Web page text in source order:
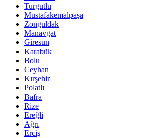
Turgutlu
Mustafakemalpaşa
Zonguldak
Manavgat
Giresun
Karabük
Bolu
Ceyhan
Kırşehir
Polatlı
Bafra
Rize
Ereğli
Ağrı
Erciş